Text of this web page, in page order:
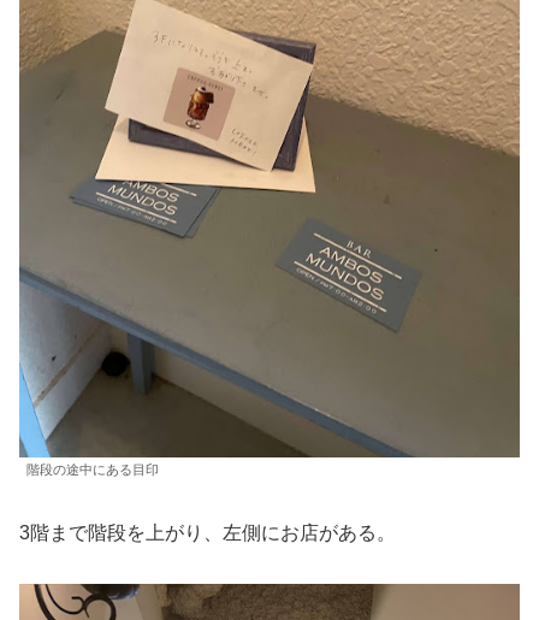
階段の途中にある目印
3階まで階段を上がり、左側にお店がある。